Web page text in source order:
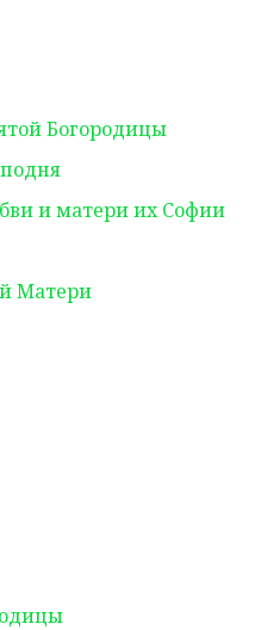
Богородицы
и матери их Софии
Матери